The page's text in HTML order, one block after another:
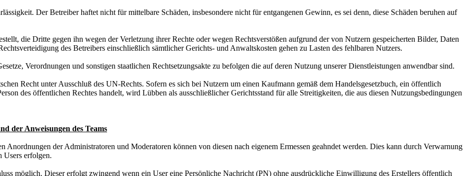
Der Betreiber haftet nicht für mittelbare Schäden, insbesondere nicht für entgangenen Gewinn, es sei denn, diese Schäden beruhen auf
die Dritte gegen ihn wegen der Verletzung ihrer Rechte oder wegen Rechtsverstößen aufgrund der von Nutzern gespeicherten Bilder, Daten
des Betreibers einschließlich sämtlicher Gerichts- und Anwaltskosten gehen zu Lasten des fehlbaren Nutzers.
Verordnungen und sonstigen staatlichen Rechtsetzungsakte zu befolgen die auf deren Nutzung unserer Dienstleistungen anwendbar sind.
Recht unter Ausschluß des UN-Rechts. Sofern es sich bei Nutzern um einen Kaufmann gemäß dem Handelsgesetzbuch, ein öffentlich
des öffentlichen Rechtes handelt, wird Lübben als ausschließlicher Gerichtsstand für alle Streitigkeiten, die aus diesen Nutzungsbedingungen
der Anweisungen des Teams
Anordnungen der Administratoren und Moderatoren können von diesen nach eigenem Ermessen geahndet werden. Dies kann durch Verwarnung
Users erfolgen.
möglich. Dieser erfolgt zwingend wenn ein User eine Persönliche Nachricht (PN) ohne ausdrückliche Einwilligung des Erstellers öffentlich